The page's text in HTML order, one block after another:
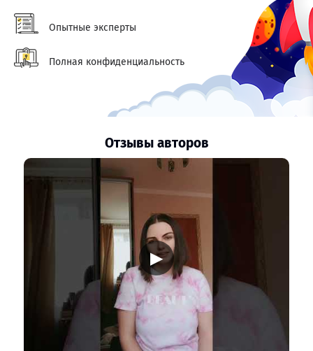
Опытные эксперты
Полная конфиденциальность
Отзывы авторов
▶